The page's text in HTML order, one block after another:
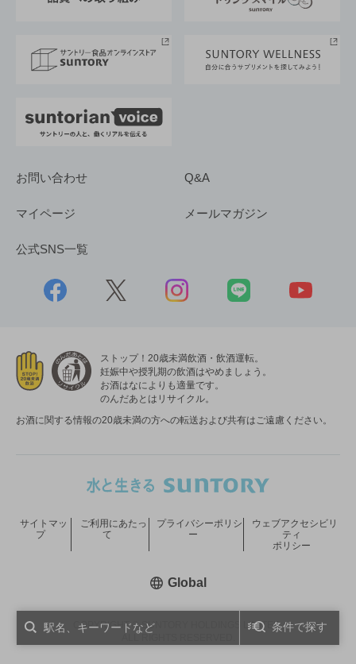
条件で探す
採用情報
お問い合わせ Q&A
マイページ メールマガジン
公式SNS一覧
ストップ！20歳未満飲酒・飲酒運転。
妊娠中や授乳期の飲酒はやめましょう。
お酒はなによりも適量です。
のんだあとはリサイクル。
お酒に関する情報の20歳未満の方への転送および共有はご遠慮ください。
COPYRIGHT © SUNTORY HOLDINGS LIMITED.
サイトマッ
プ
ご利用にあたっ
て
プライバシーポリシ
ー
ウェブアクセシビリ
ティ
ポリシー
Global新しいウィンドウで開く